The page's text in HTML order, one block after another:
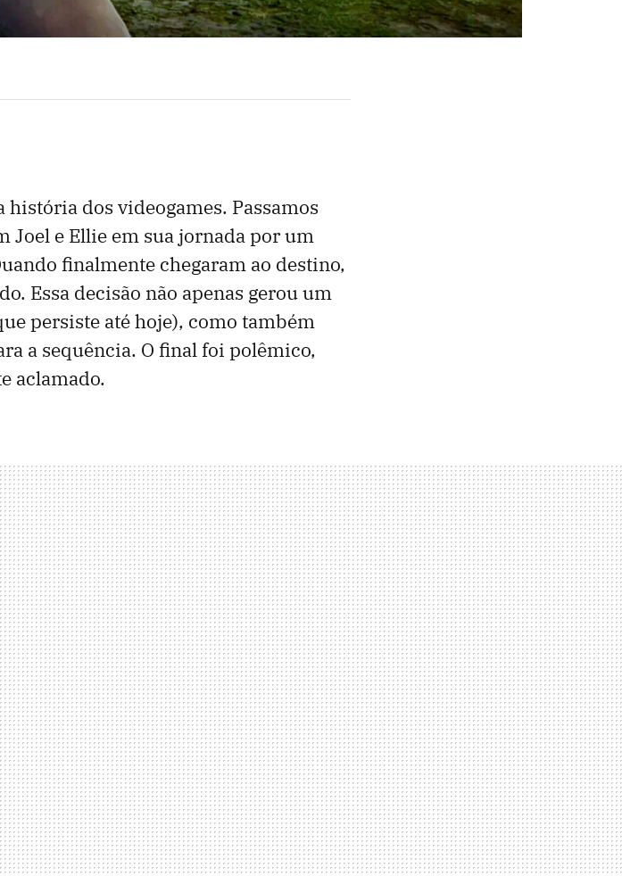
dos videogames. Passamos
Joel e Ellie em sua jornada por um
finalmente chegaram ao destino,
Essa decisão não apenas gerou um
persiste até hoje), como também
a sequência. O final foi polêmico,
aclamado.